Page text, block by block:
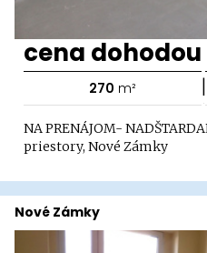
cena dohodou
270 m² |
NA PRENÁJOM-
priestory, Nové Zámky
Nové Zámky